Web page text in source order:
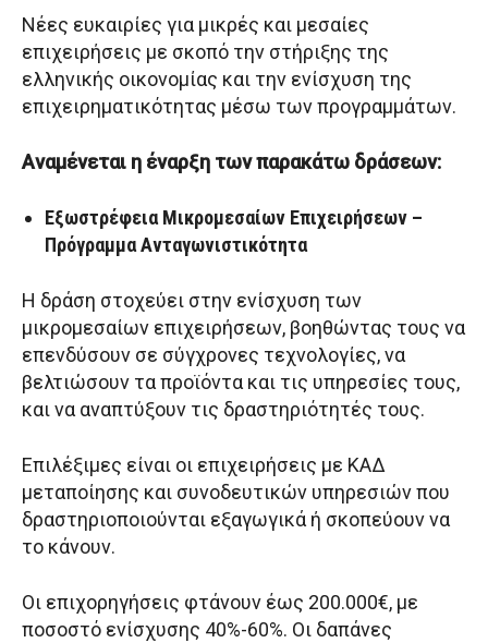
Νέες ευκαιρίες για μικρές και μεσαίες
επιχειρήσεις με σκοπό την στήριξης της
ελληνικής οικονομίας και την ενίσχυση της
επιχειρηματικότητας μέσω των προγραμμάτων.
Αναμένεται η έναρξη των παρακάτω δράσεων:
Εξωστρέφεια Μικρομεσαίων Επιχειρήσεων –
Πρόγραμμα Ανταγωνιστικότητα
Η δράση στοχεύει στην ενίσχυση των
μικρομεσαίων επιχειρήσεων, βοηθώντας τους να
επενδύσουν σε σύγχρονες τεχνολογίες, να
βελτιώσουν τα προϊόντα και τις υπηρεσίες τους,
και να αναπτύξουν τις δραστηριότητές τους.
Επιλέξιμες είναι οι επιχειρήσεις με ΚΑΔ
μεταποίησης και συνοδευτικών υπηρεσιών που
δραστηριοποιούνται εξαγωγικά ή σκοπεύουν να
το κάνουν.
Οι επιχορηγήσεις φτάνουν έως 200.000€, με
ποσοστό ενίσχυσης 40%-60%. Οι δαπάνες